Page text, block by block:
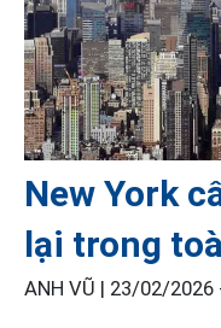
New York
lại trong
ANH VŨ | 23/02/2026